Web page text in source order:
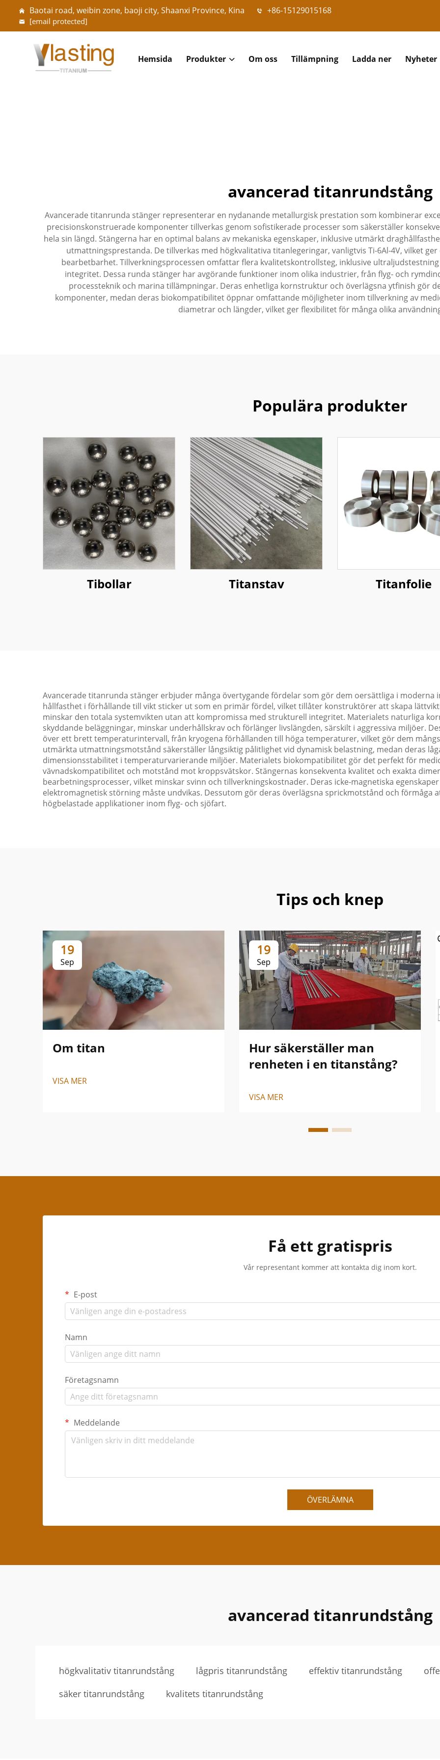
Baotai road, weibin zone, baoji city, Shaanxi Province, Kina +86-15129015168
[email protected]
Hemsida Produkter Om oss Tillämpning Ladda ner Nyheter
avancerad titanrundstång
Avancerade titanrunda stänger representerar en nydanande metallurgisk prestation som kombinerar
precisionskonstruerade komponenter tillverkas genom sofistikerade processer som säkerställer
hela sin längd. Stängerna har en optimal balans av mekaniska egenskaper, inklusive utmärkt
utmattningsprestanda. De tillverkas med högkvalitativa titanlegeringar, vanligtvis Ti-6Al-4V, vilket
bearbetbarhet. Tillverkningsprocessen omfattar flera kvalitetskontrollsteg, inklusive
integritet. Dessa runda stänger har avgörande funktioner inom olika industrier, från flyg- och
processteknik och marina tillämpningar. Deras enhetliga kornstruktur och överlägsna ytfinish gör
komponenter, medan deras biokompatibilitet öppnar omfattande möjligheter inom tillverkning av
diametrar och längder, vilket ger flexibilitet för många olika
Populära produkter
Tibollar Titanstav Titanfolie
Avancerade titanrunda stänger erbjuder många övertygande fördelar som gör dem oersättliga i moderna
hållfasthet i förhållande till vikt sticker ut som en primär fördel, vilket tillåter konstruktörer att skapa
minskar den totala systemvikten utan att kompromissa med strukturell integritet. Materialets naturliga
skyddande beläggningar, minskar underhållskrav och förlänger livslängden, särskilt i aggressiva miljöer.
över ett brett temperaturintervall, från kryogena förhållanden till höga temperaturer, vilket gör dem
utmärkta utmattningsmotstånd säkerställer långsiktig pålitlighet vid dynamisk belastning, medan deras
dimensionsstabilitet i temperaturvarierande miljöer. Materialets biokompatibilitet gör det perfekt för
vävnadskompatibilitet och motstånd mot kroppsvätskor. Stängernas konsekventa kvalitet och exakta
bearbetningsprocesser, vilket minskar svinn och tillverkningskostnader. Deras icke-magnetiska
elektromagnetisk störning måste undvikas. Dessutom gör deras överlägsna sprickmotstånd och förmåga
högbelastade applikationer inom flyg- och sjöfart.
Tips och knep
19
Sep
Om titan
VISA MER
19
Sep
Hur säkerställer man
renheten i en titanstång?
VISA MER
Få ett gratispris
Vår representant kommer att kontakta dig inom kort.
E-post
Namn
Företagsnamn
Meddelande
ÖVERLÄMNA
avancerad titanrundstång
högkvalitativ titanrundstång lågpris titanrundstång effektiv titanrundstång
säker titanrundstång
kvalitets titanrundstång